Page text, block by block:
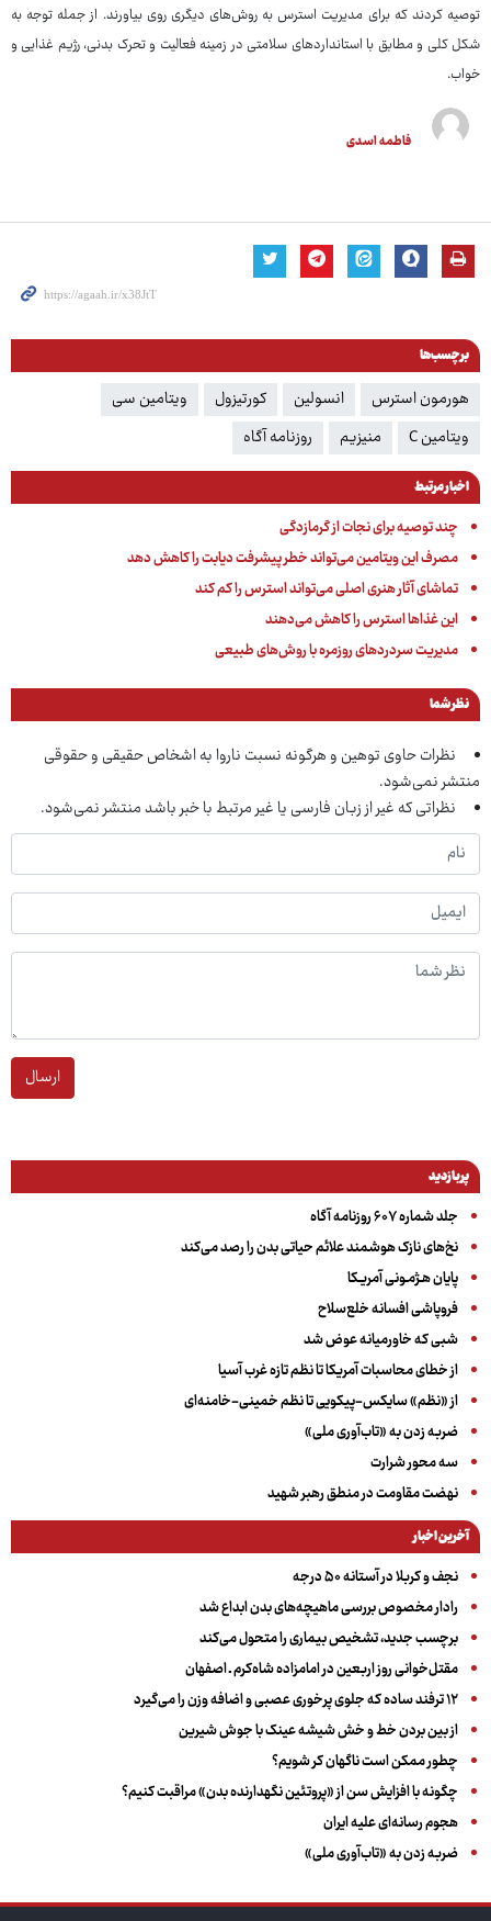
توصیه کردند که برای مدیریت استرس به روش‌های دیگری روی بیاورند. از جمله توجه به
شکل کلی و مطابق با استانداردهای سلامتی در زمینه فعالیت و تحرک بدنی، رژیم غذایی و
خواب.
فاطمه اسدی
برچسب‌ها
هورمون استرس انسولین کورتیزول
ویتامین سی
ویتامین C
منیزیم روزنامه آگاه
اخبار مرتبط
چند توصیه برای نجات از گرمازدگی
مصرف این ویتامین می‌تواند خطر پیشرفت دیابت را کاهش دهد
تماشای آثار هنری اصلی می‌تواند استرس را کم کند
این غذاها استرس را کاهش می‌دهند
مدیریت سردردهای روزمره با روش‌های طبیعی
نظر شما
نظرات حاوی توهین و هرگونه نسبت ناروا به اشخاص حقیقی و حقوقی
منتشر نمی‌شود.
نظراتی که غیر از زبان فارسی یا غیر مرتبط با خبر باشد منتشر نمی‌شود.
ارسال
پربازدید
جلد شماره ۶۰۷ روزنامه آگاه
نخ‌های نازک هوشمند علائم حیاتی بدن را رصد می‌کند
پایان هـژمـونی آمریـکا
فروپاشی افسانه خلع‌سلاح
شبی که خاورمیانه عوض شد
از خطای محاسبات آمریکا تا نظم تازه غرب آسیا
از «نظم» سایکس-پیکویی تا نظم خمینی-خامنه‌ای
ضربه زدن به «تاب‌آوری ملی»
سه‌ محور شرارت
نهضت مقاومت در منطق رهبر شهید
آخرین اخبار
نجف و کربلا در آستانه ۵۰ درجه
رادار مخصوص بررسی ماهیچه‌های بدن ابداع شد
برچسب جدید، تشخیص بیماری را متحول می‌کند
مقتل‌خوانی روز اربعین در امامزاده شاه‌کرم ـ اصفهان
۱۲ ترفند ساده که جلوی پرخوری عصبی و اضافه ‌وزن را می‌گیرد
از بین بردن خط و خش شیشه عینک با جوش شیرین
چطور ممکن است ناگهان کر شویم؟
چگونه با افزایش سن از «پروتئین نگهدارنده بدن» مراقبت کنیم؟
هجوم رسانه‌ای علیه ایران
ضربه زدن به «تاب‌آوری ملی»